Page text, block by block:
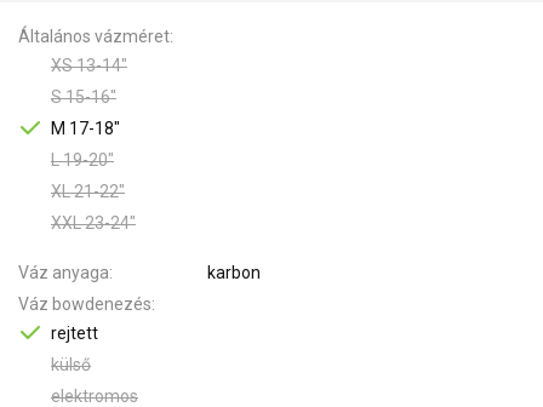
Általános vázméret
XS 13-14"
S 15-16"
M 17-18"
L 19-20"
XL 21-22"
XXL 23-24"
Váz anyaga
karbon
Váz bowdenezés
rejtett
külső
elektromos